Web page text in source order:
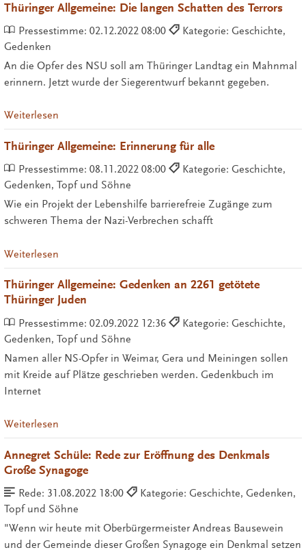
Thüringer Allgemeine: Die langen Schatten des Terrors
Pressestimme: 02.12.2022 08:00
Kategorie: Geschichte,
Gedenken
An die Opfer des NSU soll am Thüringer Landtag ein Mahnmal
erinnern. Jetzt wurde der Siegerentwurf bekannt gegeben.
Weiterlesen
Thüringer Allgemeine: Erinnerung für alle
Pressestimme: 08.11.2022 08:00
Kategorie: Geschichte,
Gedenken, Topf und Söhne
Wie ein Projekt der Lebenshilfe barrierefreie Zugänge zum
schweren Thema der Nazi-Verbrechen schafft
Weiterlesen
Thüringer Allgemeine: Gedenken an 2261 getötete
Thüringer Juden
Pressestimme: 02.09.2022 12:36
Kategorie: Geschichte,
Gedenken, Topf und Söhne
Namen aller NS-Opfer in Weimar, Gera und Meiningen sollen
mit Kreide auf Plätze geschrieben werden. Gedenkbuch im
Internet
Weiterlesen
Annegret Schüle: Rede zur Eröffnung des Denkmals
Große Synagoge
Rede: 31.08.2022 18:00
Kategorie: Geschichte, Gedenken,
Topf und Söhne
"Wenn wir heute mit Oberbürgermeister Andreas Bausewein
und der Gemeinde dieser Großen Synagoge ein Denkmal setzen